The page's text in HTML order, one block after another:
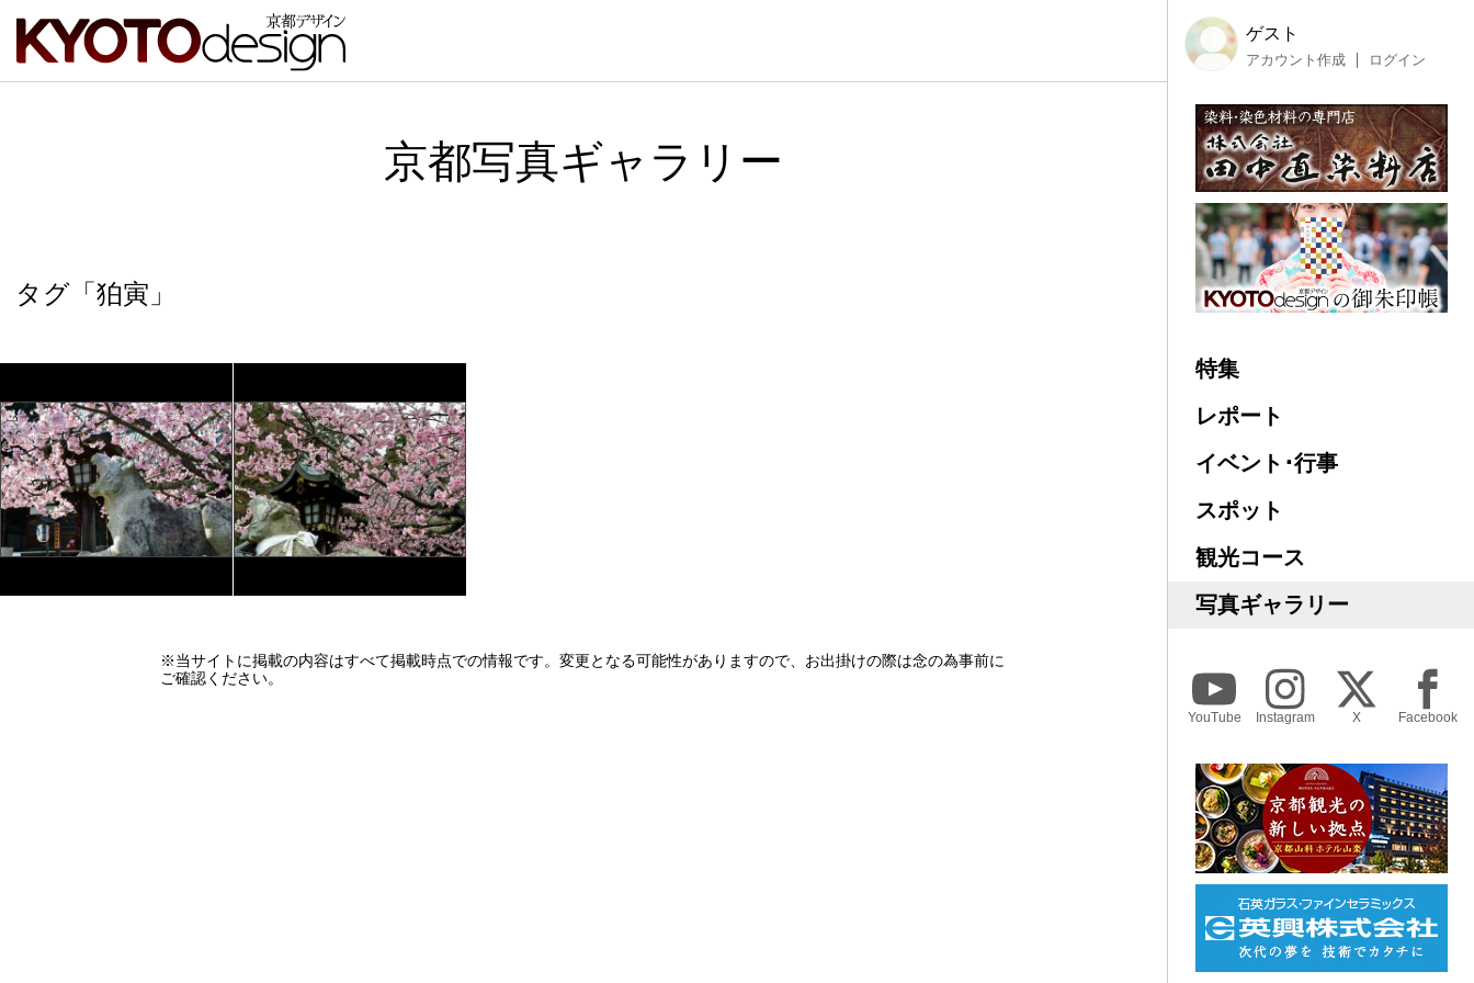
京都写真ギャラリー
タグ「狛寅」
※当サイトに掲載の内容はすべて掲載時点での情報です。変更となる可能性がありますので、お出掛けの際は念の為事前に
ご確認ください。
ゲスト
アカウント作成 ログイン
特集
レポート
イベント･行事
スポット
観光コース
写真ギャラリー
YouTube Instagram X Facebook